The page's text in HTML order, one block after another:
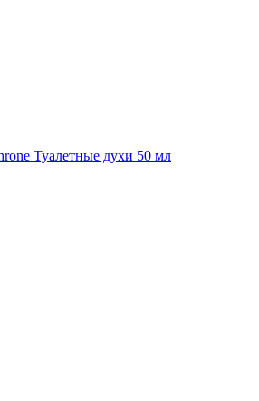
Туалетные духи 50 мл